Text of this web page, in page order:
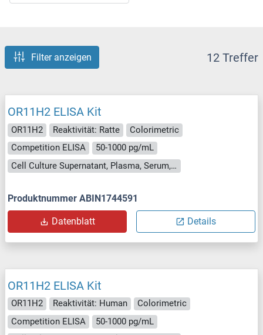
Filter anzeigen 12 Treffer
OR11H2 ELISA Kit
OR11H2 Reaktivität: Ratte
Colorimetric
Competition ELISA
50-1000 pg/mL
Cell Culture Supernatant, Plasma, Serum, Tissue Homogenate
Produktnummer ABIN1744591
Datenblatt Details
OR11H2 ELISA Kit
OR11H2 Reaktivität: Human
Colorimetric
Competition ELISA
50-1000 pg/mL